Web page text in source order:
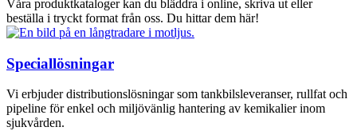
Våra produktkataloger kan du bläddra i online, skriva ut eller
beställa i tryckt format från oss. Du hittar dem här!
Speciallösningar
Vi erbjuder distributionslösningar som tankbilsleveranser, rullfat och
pipeline för enkel och miljövänlig hantering av kemikalier inom
sjukvården.